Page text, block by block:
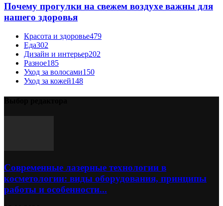
Почему прогулки на свежем воздухе важны для
нашего здоровья
Красота и здоровье479
Еда302
Дизайн и интерьер202
Разное185
Уход за волосами150
Уход за кожей148
Современные лазерные технологии в
косметологии: виды оборудования, принципы
работы и особенности...